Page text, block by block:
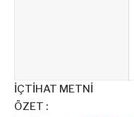
İÇTİHAT METNİ
ÖZET :